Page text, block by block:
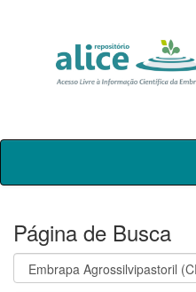
Skip
Página de Busca